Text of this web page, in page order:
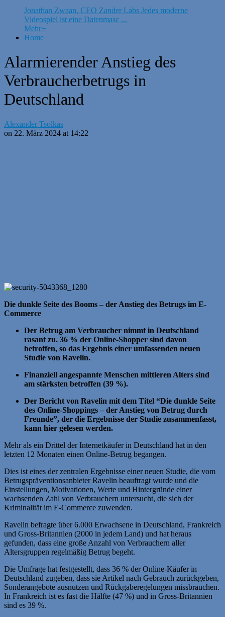
Jonathan Zwaan, CEO Zander Labs Jedes moderne
Videospiel ist eine Datenmasc ...
Mehr+
Home
Alarmierender Anstieg des
Verbraucherbetrugs in
Deutschland
Alexander Tsolkas
on 22. März 2024 at 14:22
Die dunkle Seite des Booms – der Anstieg des Betrugs im E-
Commerce
Der Betrug am Verbraucher nimmt in Deutschland
rasant zu. 36 % der Online-Shopper sind davon
betroffen, so das Ergebnis einer umfassenden neuen
Studie von Ravelin.
Finanziell angespannte Menschen mittleren Alters sind
am stärksten betroffen (39 %).
Der Bericht von Ravelin mit dem Titel “Die dunkle Seite
des Online-Shoppings – der Anstieg von Betrug durch
Freunde”, der die Ergebnisse der Studie zusammenfasst,
kann hier gelesen werden.
Mehr als ein Drittel der Internetkäufer in Deutschland hat in den
letzten 12 Monaten einen Online-Betrug begangen.
Dies ist eines der zentralen Ergebnisse einer neuen Studie, die vom
Betrugspräventionsanbieter Ravelin beauftragt wurde und die
Einstellungen, Motivationen, Werte und Hintergründe einer
wachsenden Zahl von Verbrauchern untersucht, die sich der
Kriminalität im E-Commerce zuwenden.
Ravelin befragte über 6.000 Erwachsene in Deutschland, Frankreich
und Gross-Britannien (2000 in jedem Land) und hat heraus
gefunden, dass eine große Anzahl von Verbrauchern aller
Altersgruppen regelmäßig Betrug begeht.
Die Umfrage hat festgestellt, dass 36 % der Online-Käufer in
Deutschland zugeben, dass sie Artikel nach Gebrauch zurückgeben,
Sonderangebote ausnutzen und Rückgaberegelungen missbrauchen.
In Frankreich ist es fast die Hälfte (47 %) und in Gross-Britannien
sind es 39 %.